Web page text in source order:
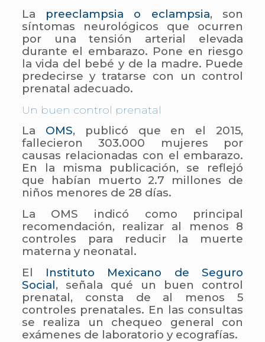
La preeclampsia o eclampsia, son
síntomas neurológicos que ocurren
por una tensión arterial elevada
durante el embarazo. Pone en riesgo
la vida del bebé y de la madre. Puede
predecirse y tratarse con un control
prenatal adecuado.
Un buen control prenatal
La OMS, publicó que en el 2015,
fallecieron 303.000 mujeres por
causas relacionadas con el embarazo.
En la misma publicación, se reflejó
que habían muerto 2.7 millones de
niños menores de 28 días.
La OMS indicó como principal
recomendación, realizar al menos 8
controles para reducir la muerte
materna y neonatal.
El Instituto Mexicano de Seguro
Social, señala qué un buen control
prenatal, consta de al menos 5
controles prenatales. En las consultas
se realiza un chequeo general con
exámenes de laboratorio y ecografías.